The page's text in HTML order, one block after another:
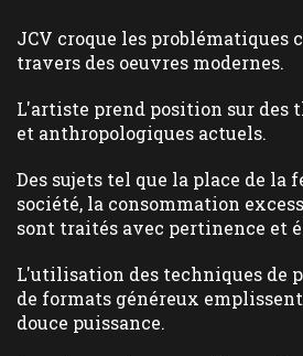
JCV croque les problématiques
travers des oeuvres modernes.
L'artiste prend position sur des
et anthropologiques actuels.
Des sujets tel que la place de la
société, la consommation
sont traités avec pertinence et
L'utilisation des techniques de
de formats généreux
douce puissance.